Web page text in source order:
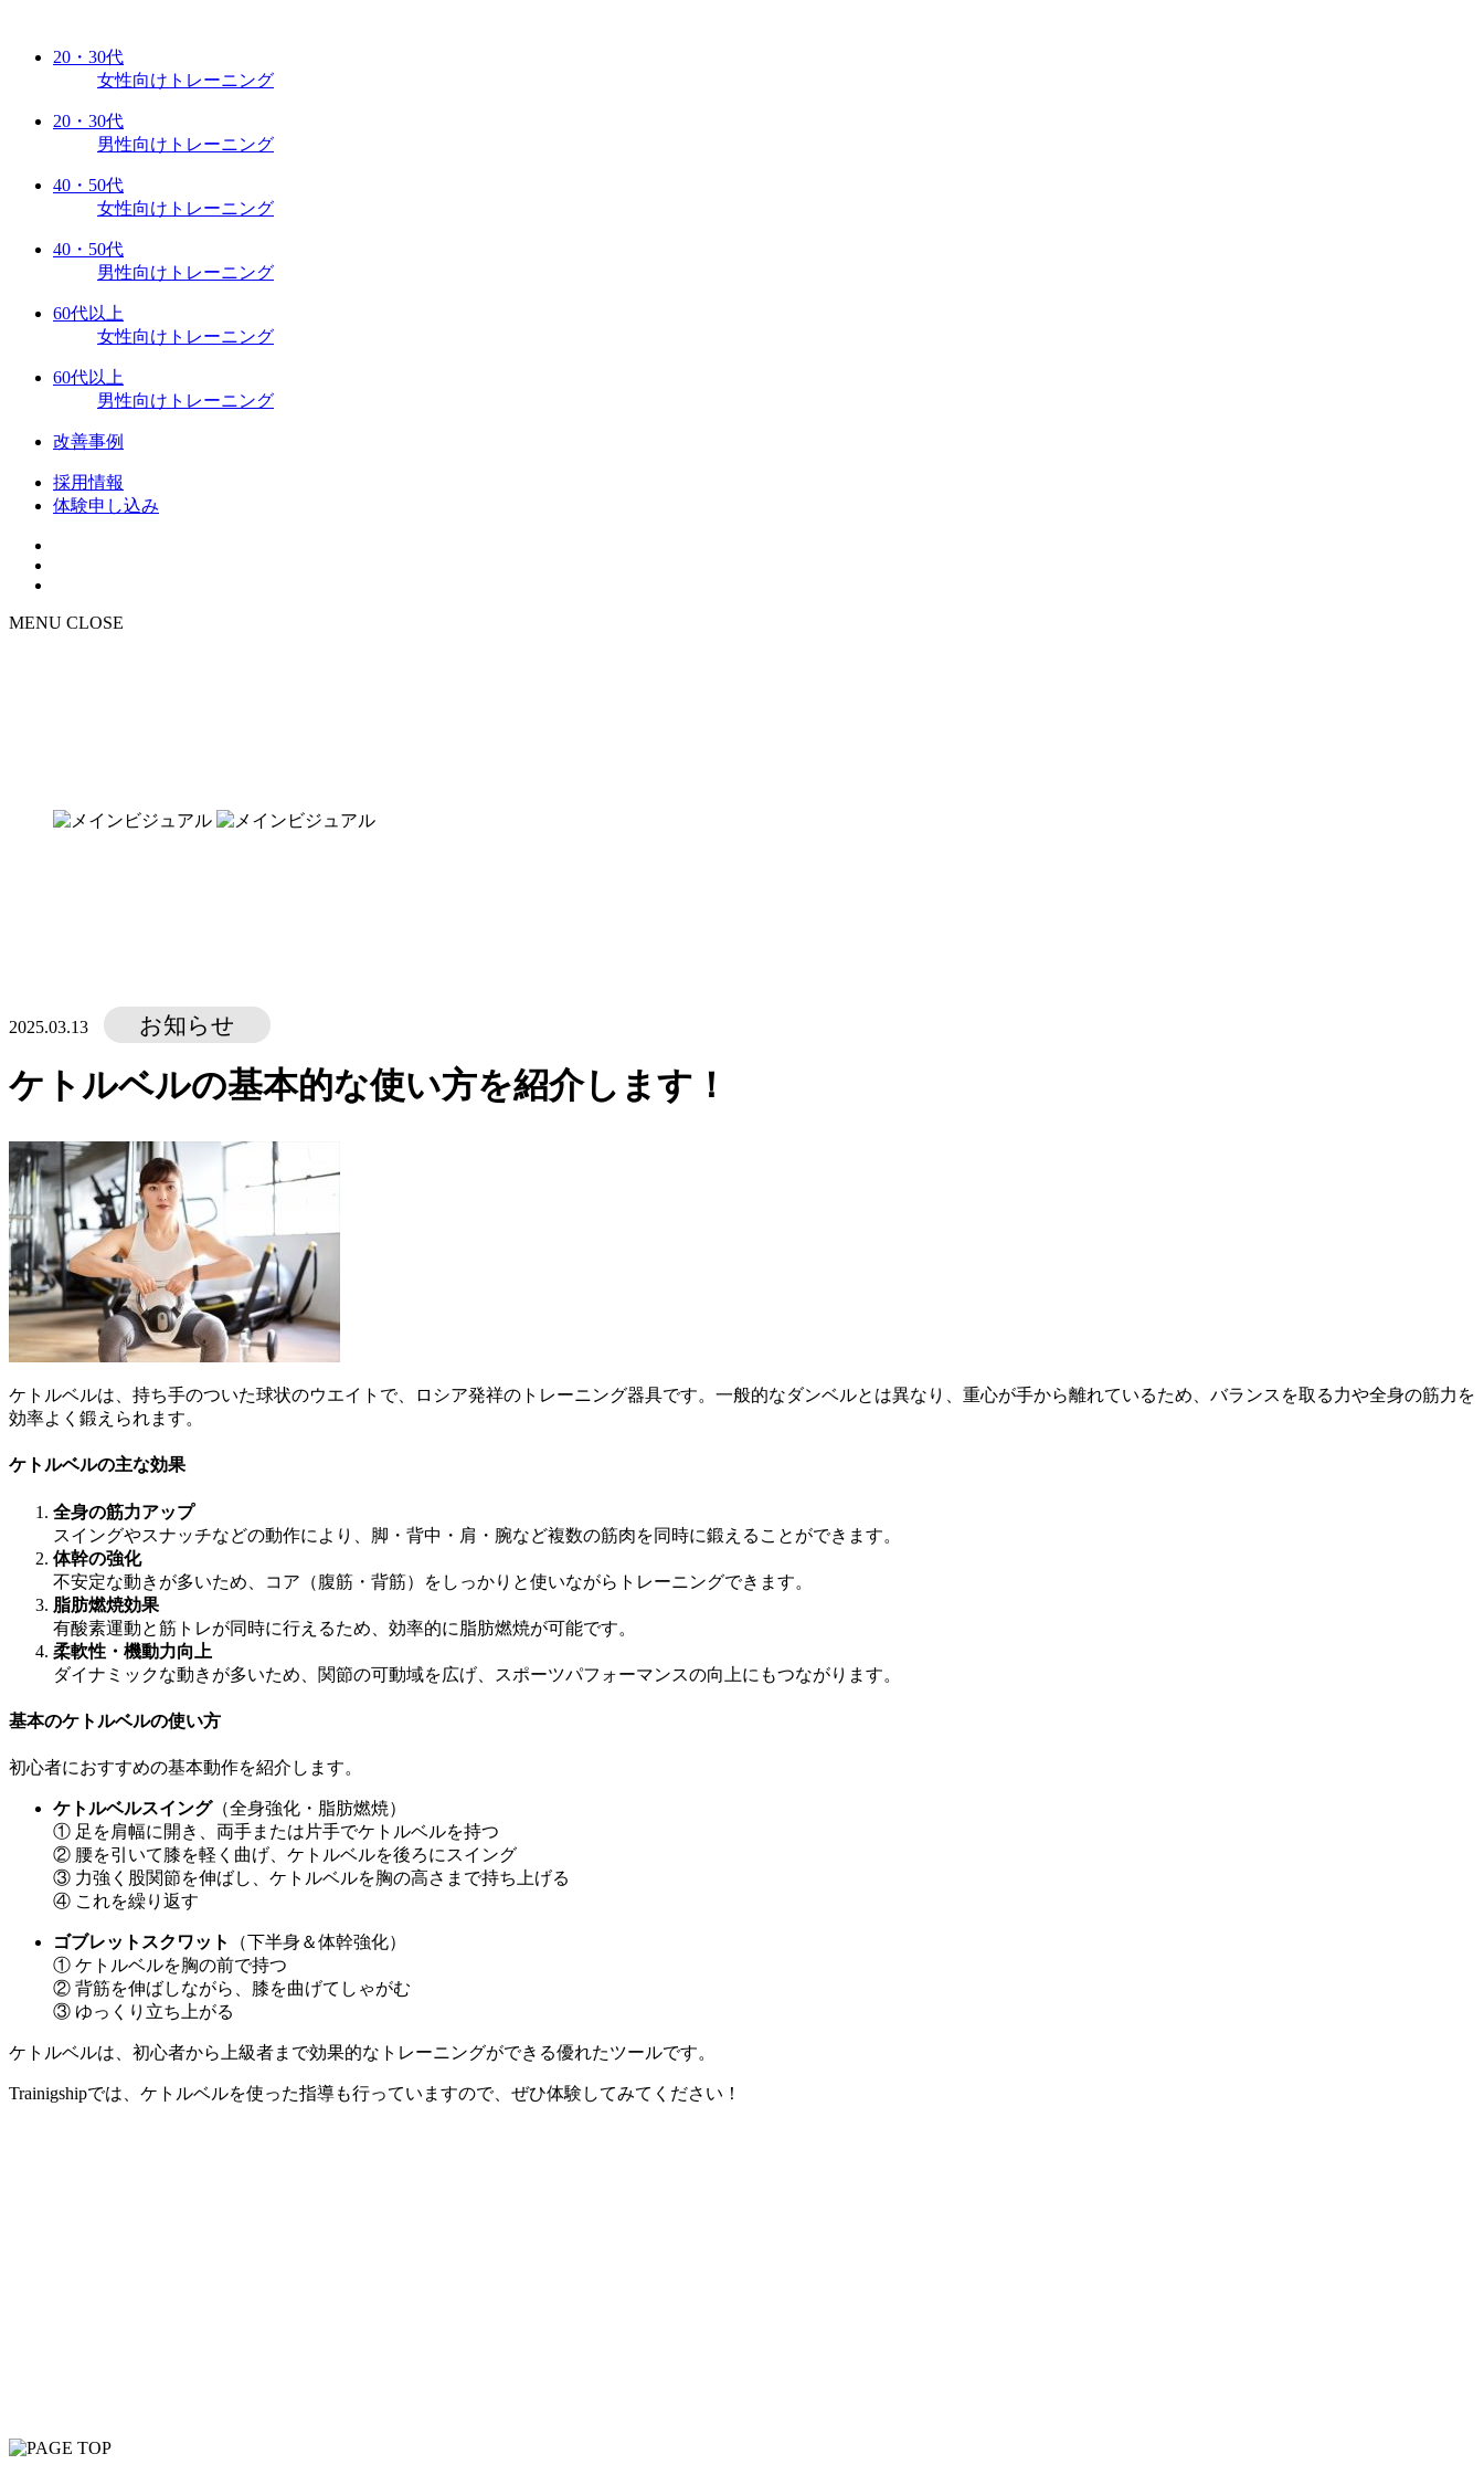
20・30代
女性向けトレーニング
20・30代
男性向けトレーニング
40・50代
女性向けトレーニング
40・50代
男性向けトレーニング
60代以上
女性向けトレーニング
60代以上
男性向けトレーニング
改善事例
採用情報
体験申し込み
MENU CLOSE
2025.03.13 お知らせ
ケトルベルの基本的な使い方を紹介します！
ケトルベルは、持ち手のついた球状のウエイトで、ロシア発祥のトレーニング器具です。一般的なダンベルとは異なり、重心が手から離れているため、バランスを取る力や全身の筋力を
効率よく鍛えられます。
ケトルベルの主な効果
全身の筋力アップ
スイングやスナッチなどの動作により、脚・背中・肩・腕など複数の筋肉を同時に鍛えることができます。
体幹の強化
不安定な動きが多いため、コア（腹筋・背筋）をしっかりと使いながらトレーニングできます。
脂肪燃焼効果
有酸素運動と筋トレが同時に行えるため、効率的に脂肪燃焼が可能です。
柔軟性・機動力向上
ダイナミックな動きが多いため、関節の可動域を広げ、スポーツパフォーマンスの向上にもつながります。
基本のケトルベルの使い方
初心者におすすめの基本動作を紹介します。
ケトルベルスイング（全身強化・脂肪燃焼）
① 足を肩幅に開き、両手または片手でケトルベルを持つ
② 腰を引いて膝を軽く曲げ、ケトルベルを後ろにスイング
③ 力強く股関節を伸ばし、ケトルベルを胸の高さまで持ち上げる
④ これを繰り返す
ゴブレットスクワット
（下半身＆体幹強化）
① ケトルベルを胸の前で持つ
② 背筋を伸ばしながら、膝を曲げてしゃがむ
③ ゆっくり立ち上がる
ケトルベルは、初心者から上級者まで効果的なトレーニングができる優れたツールです。
Trainigshipでは、ケトルベルを使った指導も行っていますので、ぜひ体験してみてください！